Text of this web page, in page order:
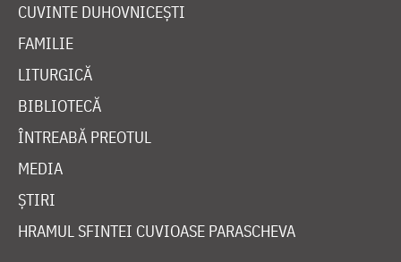
CUVINTE DUHOVNICEȘTI
FAMILIE
LITURGICĂ
BIBLIOTECĂ
ÎNTREABĂ PREOTUL
MEDIA
ȘTIRI
HRAMUL SFINTEI CUVIOASE PARASCHEVA